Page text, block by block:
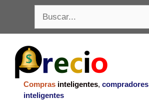
contenido
Compras inteligentes, compradores
inteligentes